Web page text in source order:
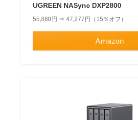
UGREEN NASync DXP2800
55,880円 ⇒ 47,277円（15％オフ）
Amazon